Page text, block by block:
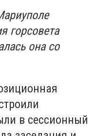
горсовета
она со
в сессионный